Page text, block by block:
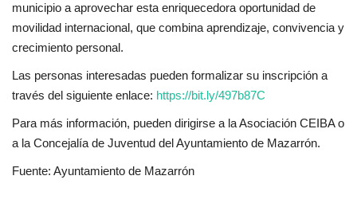
municipio a aprovechar esta enriquecedora oportunidad de
movilidad internacional, que combina aprendizaje, convivencia y
crecimiento personal.
Las personas interesadas pueden formalizar su inscripción a
través del siguiente enlace: https://bit.ly/497b87C
Para más información, pueden dirigirse a la Asociación CEIBA o
a la Concejalía de Juventud del Ayuntamiento de Mazarrón.
Fuente: Ayuntamiento de Mazarrón